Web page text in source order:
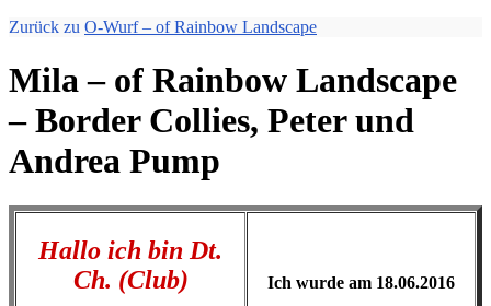
Zurück zu O-Wurf – of Rainbow Landscape
Mila – of Rainbow Landscape
– Border Collies, Peter und
Andrea Pump
Hallo ich bin Dt.
Ch. (Club)
Ich wurde am 18.06.2016